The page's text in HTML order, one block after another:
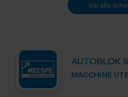
Vai alla
AUTOBLOK
MACCHINE